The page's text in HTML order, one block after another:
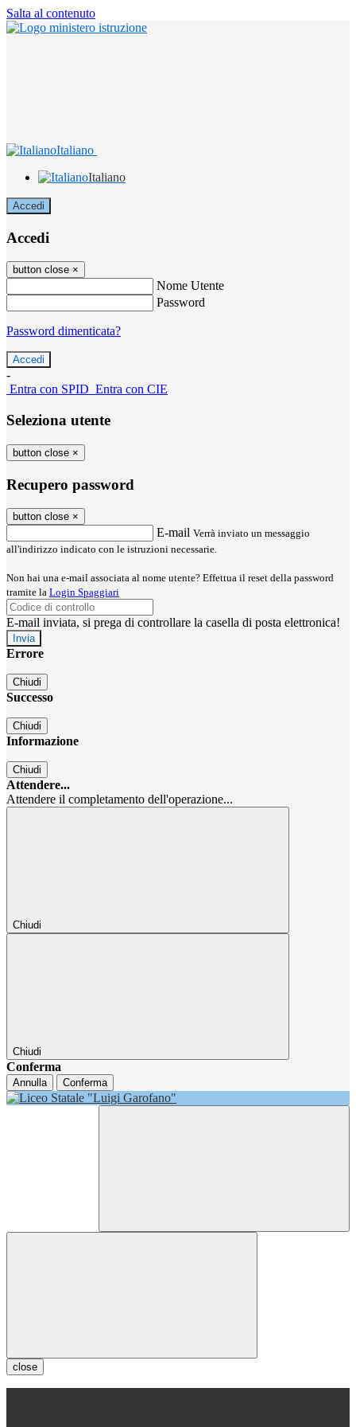
Salta al contenuto
Italiano
Italiano
Accedi
Accedi
button close ×
Nome Utente
Password
Password dimenticata?
-
Entra con SPID Entra con CIE
Seleziona utente
button close ×
Recupero password
button close ×
E-mail Verrà inviato un messaggio
all'indirizzo indicato con le istruzioni necessarie.
Non hai una e-mail associata al nome utente? Effettua il reset della password
tramite la Login Spaggiari
E-mail inviata, si prega di controllare la casella di posta elettronica!
Errore
Chiudi
Successo
Chiudi
Informazione
Chiudi
Attendere...
Attendere il completamento dell'operazione...
Chiudi
Chiudi
Conferma
Annulla Conferma
close